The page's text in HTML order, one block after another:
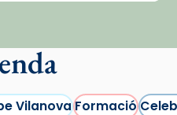
VilanovaFormació